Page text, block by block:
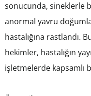
sonucunda, sineklerle
anormal yavru
hastalığına rastlandı.
hekimler, hastalığın
işletmelerde kapsamlı